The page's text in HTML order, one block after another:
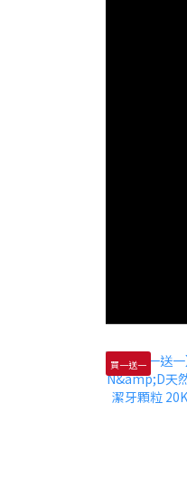
買一送一